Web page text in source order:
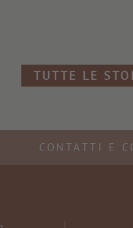
TUTTE LE
CONTATTI E